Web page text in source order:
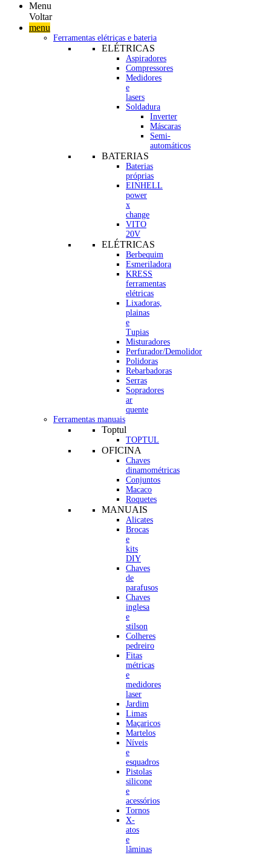
Menu
Voltar
menu
Ferramentas elétricas e bateria
ELÉTRICAS
Aspiradores
Compressores
Medidores
e
lasers
Soldadura
Inverter
Máscaras
Semi-
automáticos
BATERIAS
Baterias
próprias
EINHELL
power
x
change
VITO
20V
ELÉTRICAS
Berbequim
Esmeriladora
KRESS
ferramentas
elétricas
Lixadoras,
plainas
e
Tupias
Misturadores
Perfurador/Demolidor
Polidoras
Rebarbadoras
Serras
Sopradores
ar
quente
Ferramentas manuais
Toptul
TOPTUL
OFICINA
Chaves
dinamométricas
Conjuntos
Macaco
Roquetes
MANUAIS
Alicates
Brocas
e
kits
DIY
Chaves
de
parafusos
Chaves
inglesa
e
stilson
Colheres
pedreiro
Fitas
métricas
e
medidores
laser
Jardim
Limas
Maçaricos
Martelos
Níveis
e
esquadros
Pistolas
silicone
e
acessórios
Tornos
X-
atos
e
lâminas